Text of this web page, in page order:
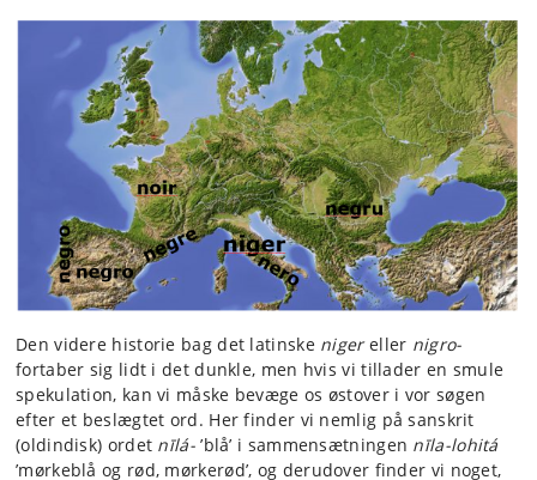
Den videre historie bag det latinske nigereller nigro-
fortaber sig lidt i det dunkle, men hvis vi tillader en smule
spekulation, kan vi måske bevæge os østover i vor søgen
efter et beslægtet ord. Her finder vi nemlig på sanskrit
(oldindisk) ordet nīlá-’blå’ i sammensætningen nīla-lohitá
’mørkeblå og rød, mørkerød’, og derudover finder vi noget,